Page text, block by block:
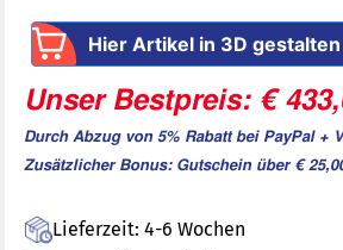
Hier Artikel in 3D
Unser Bestpreis: €
Durch Abzug von 5% Rabatt bei PayPal +
Zusätzlicher Bonus: Gutschein über €
Lieferzeit: 4-6 Wochen